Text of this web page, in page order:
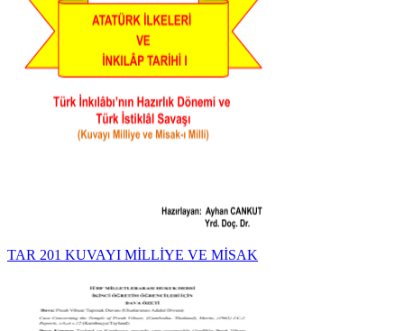
TAR 201 KUVAYI MİLLİYE VE MİSAK